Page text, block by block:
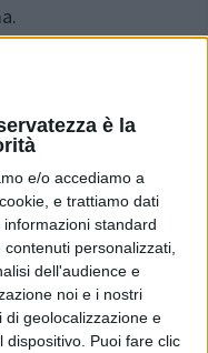
è la
e/o accediamo a
e trattiamo dati
standard
personalizzati,
dell'audience e
noi e i nostri
di geolocalizzazione e
dispositivo. Puoi fare clic
in relazione con
come
anche le giornate
alla vita, ti fa
un uomo vero, e